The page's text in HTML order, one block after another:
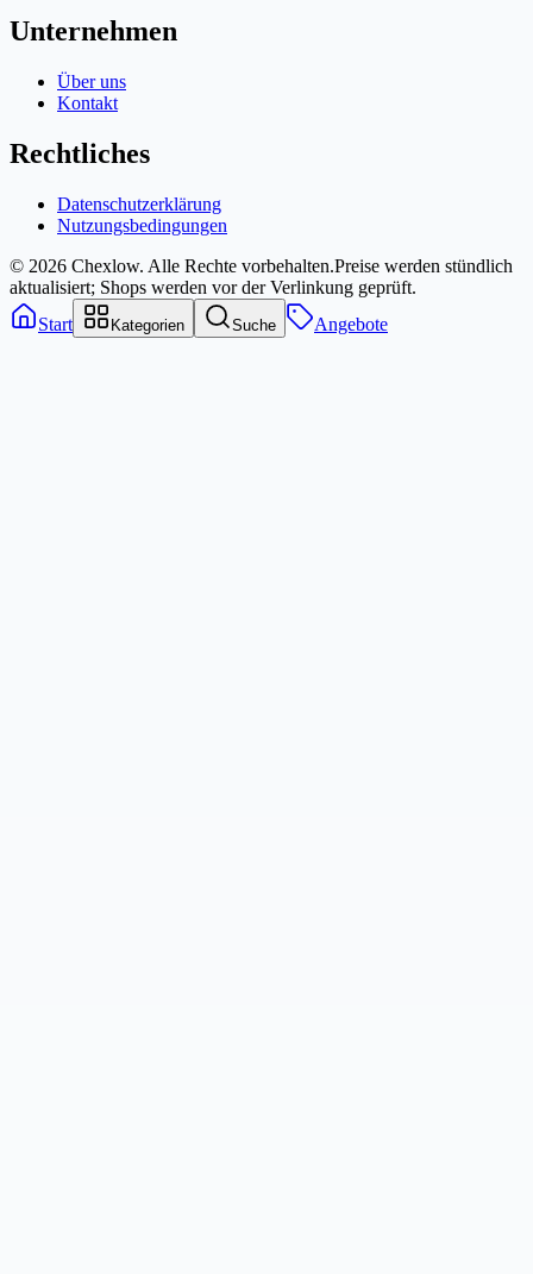
Unternehmen
Über uns
Kontakt
Rechtliches
Datenschutzerklärung
Nutzungsbedingungen
© 2026 Chexlow. Alle Rechte vorbehalten.Preise werden stündlich
aktualisiert; Shops werden vor der Verlinkung geprüft.
Start
Kategorien Suche Angebote